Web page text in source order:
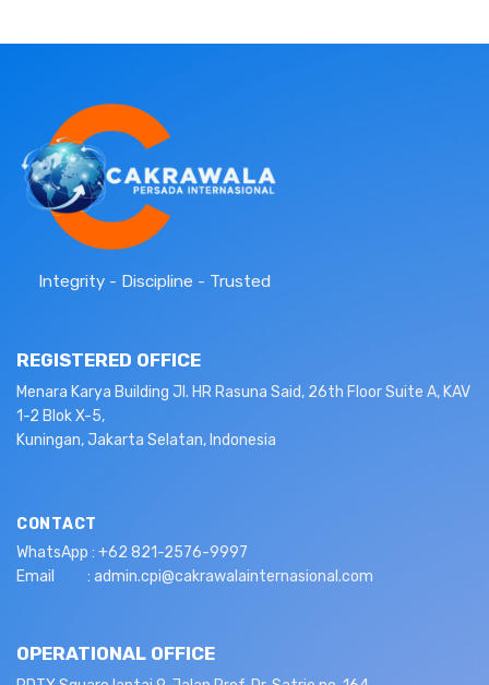
Integrity - Discipline - Trusted
REGISTERED OFFICE
Menara Karya Building Jl. HR Rasuna Said, 26th Floor Suite A, KAV
1-2 Blok X-5,
Kuningan, Jakarta Selatan, Indonesia
CONTACT
WhatsApp : +62 821-2576-9997
Email : admin.cpi@cakrawalainternasional.com
OPERATIONAL OFFICE